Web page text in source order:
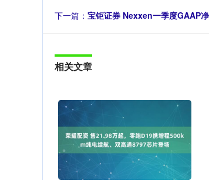
下一篇： 宝钜证券 Nexxen一季度GAAP
相关文章